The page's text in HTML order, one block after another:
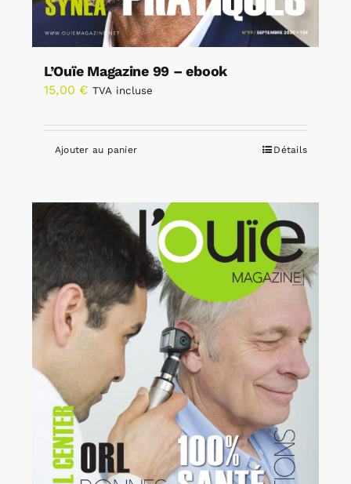
L’Ouïe Magazine 99 – ebook
15,00 € TVA incluse
Ajouter au panier Détails